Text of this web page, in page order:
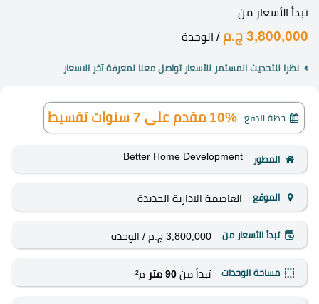
تبدأ الأسعار من
3,800,000 ج.م / الوحدة
نظرا للتحديث المستمر للأسعار تواصل معنا لمعرفة آخر الاسعار
خطة الدفع 10% مقدم على 7 سنوات تقسيط
المطور Better Home Development
الموقع العاصمة الادارية الجديدة
تبدأ الأسعار من 3,800,000 ج.م / الوحدة
مساحة الوحدات تبدأ من 90 متر م²